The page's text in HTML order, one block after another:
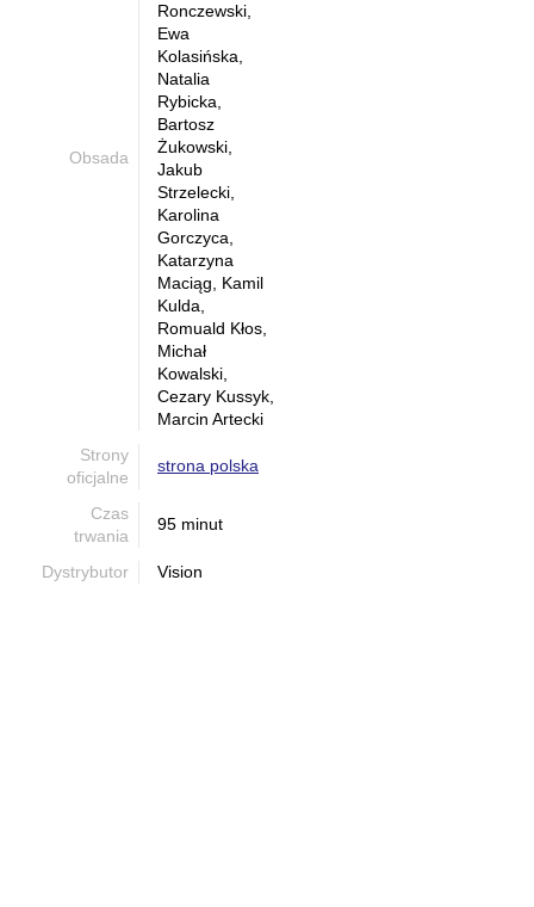
Obsada
Ronczewski,
Ewa
Kolasińska,
Natalia
Rybicka,
Bartosz
Żukowski,
Jakub
Strzelecki,
Karolina
Gorczyca,
Katarzyna
Maciąg, Kamil
Kulda,
Romuald Kłos,
Michał
Kowalski,
Cezary Kussyk,
Marcin Artecki
Strony
oficjalne
strona polska
Czas
trwania
95 minut
Dystrybutor Vision